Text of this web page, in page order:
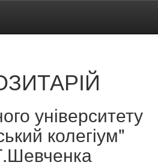
університету
колегіум"